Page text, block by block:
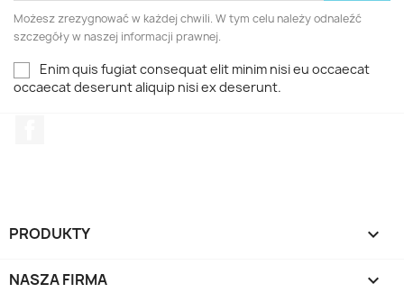
Możesz zrezygnować w każdej chwili. W tym celu należy odnaleźć
szczegóły w naszej informacji prawnej.
Enim quis fugiat consequat elit minim nisi eu occaecat
occaecat deserunt aliquip nisi ex deserunt.
PRODUKTY 
NASZA FIRMA 